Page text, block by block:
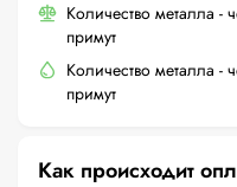
Количество металла
примут
Количество металла
примут
Как происходит